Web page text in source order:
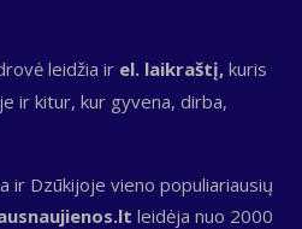
leidžia ir el. laikraštį, kuris
ir kitur, kur gyvena, dirba,
ir Dzūkijoje vieno populiariausių
leidėja nuo 2000